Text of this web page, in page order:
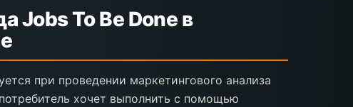
Jobs To Be Done в
при проведении маркетингового анализа
хочет выполнить с помощью